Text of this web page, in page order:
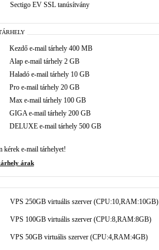
Sectigo EV SSL tanúsítvány
Kezdő e-mail tárhely 400 MB
Alap e-mail tárhely 2 GB
Haladó e-mail tárhely 10 GB
Pro e-mail tárhely 20 GB
Max e-mail tárhely 100 GB
GIGA e-mail tárhely 200 GB
DELUXE e-mail tárhely 500 GB
kérek e-mail tárhelyet!
árak
VPS 250GB virtuális szerver (CPU:10,RAM:10GB)
VPS 100GB virtuális szerver (CPU:8,RAM:8GB)
VPS 50GB virtuális szerver (CPU:4,RAM:4GB)